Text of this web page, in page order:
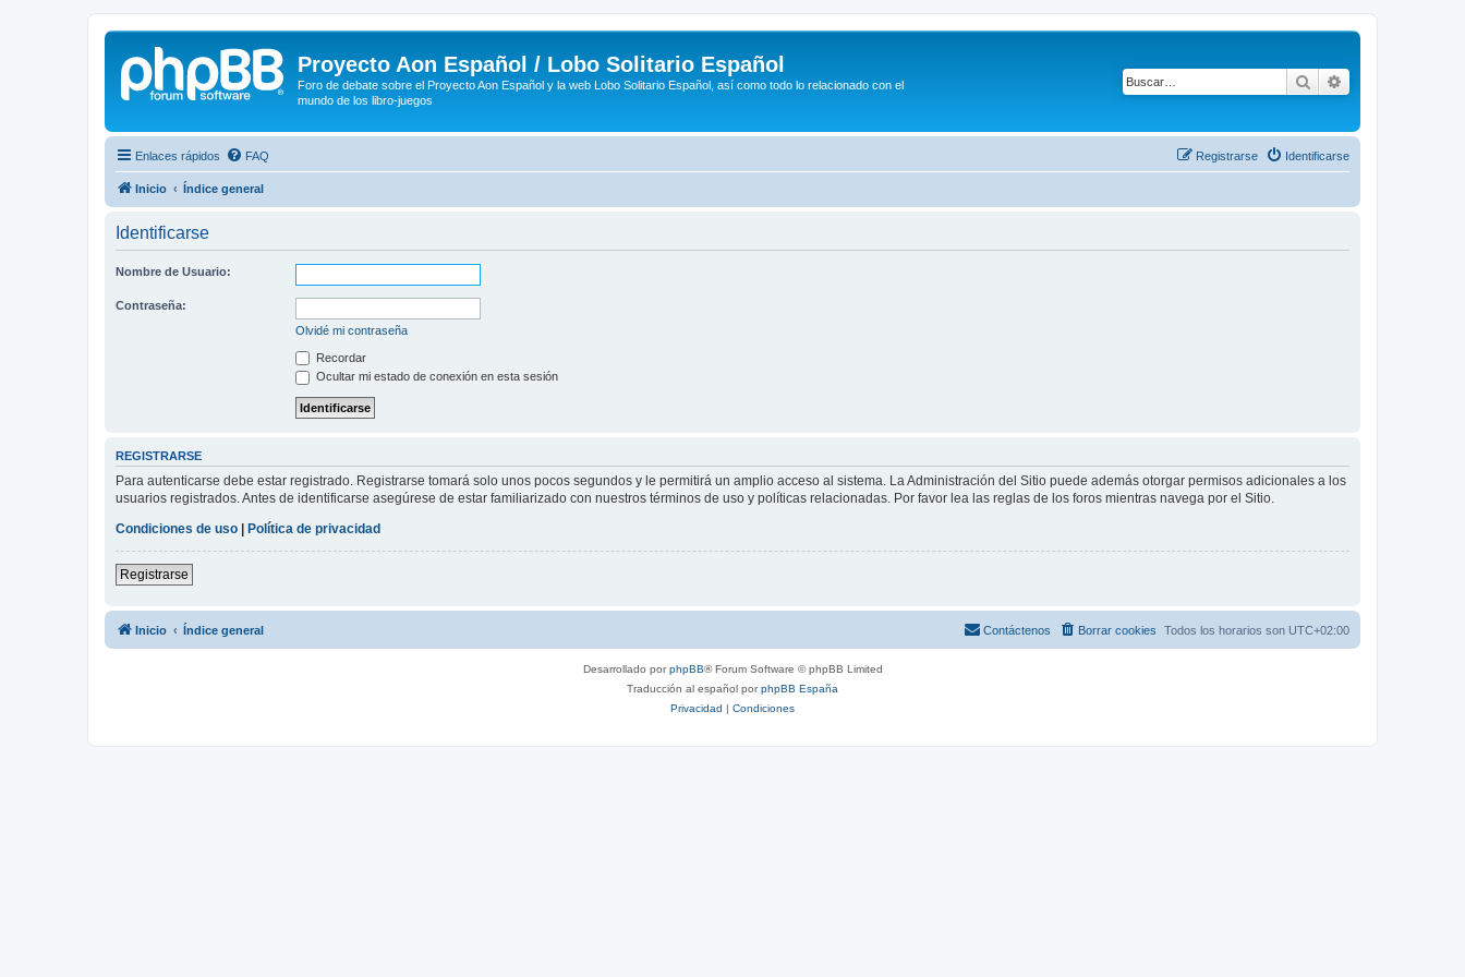
Proyecto Aon Español / Lobo Solitario Español
Foro de debate sobre el Proyecto Aon Español y la web Lobo Solitario Español, así como todo lo relacionado con el
mundo de los libro-juegos
Buscar
Enlaces rápidos FAQ Identificarse
Registrarse
Inicio Índice general
Identificarse
Nombre de Usuario:
Contraseña:
Olvidé mi contraseña
Recordar
Ocultar mi estado de conexión en esta sesión
REGISTRARSE
Para autenticarse debe estar registrado. Registrarse tomará solo unos pocos segundos y le permitirá un amplio acceso al sistema. La Administración del Sitio puede además otorgar permisos adicionales a los
usuarios registrados. Antes de identificarse asegúrese de estar familiarizado con nuestros términos de uso y políticas relacionadas. Por favor lea las reglas de los foros mientras navega por el Sitio.
Condiciones de uso
Política de privacidad
Registrarse
Inicio Índice general Todos los horarios son UTC+02:00
Borrar cookies
Contáctenos
Desarrollado porphpBB® Forum Software © phpBB Limited
Traducción al español porphpBB España
Privacidad | Condiciones